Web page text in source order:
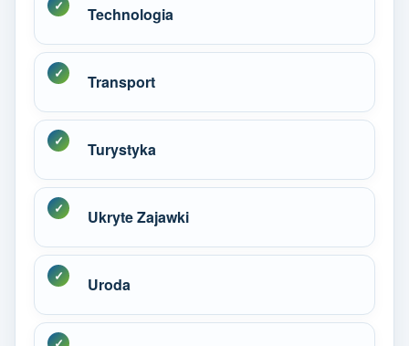
Technologia
Transport
Turystyka
Ukryte Zajawki
Uroda